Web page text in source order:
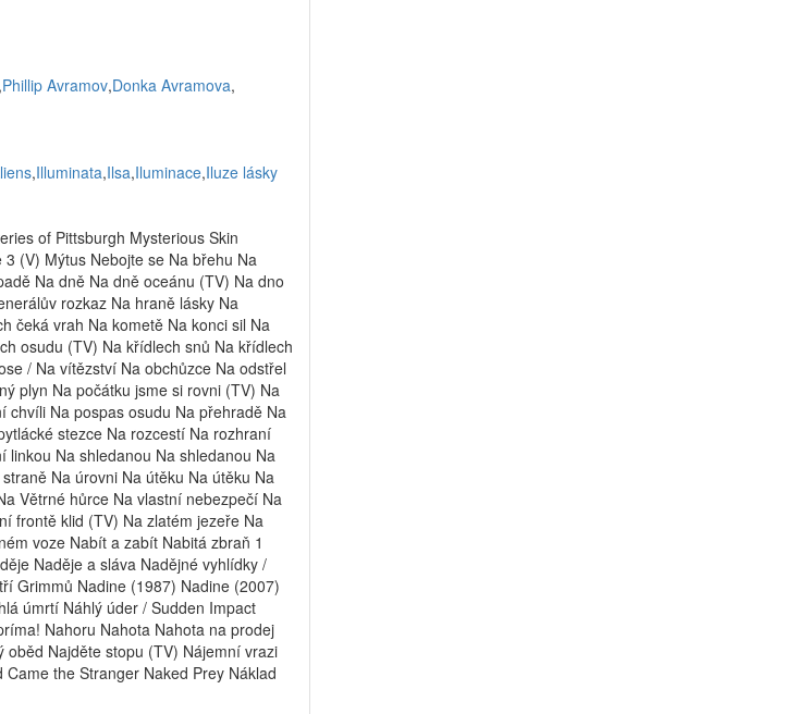
,Phillip Avramov,Donka Avramova,
,Illuminata,Ilsa,Iluminace,Iluze lásky
of Pittsburgh Mysterious Skin
(V) Mýtus Nebojte se Na břehu Na
Na dně Na dně oceánu (TV) Na dno
rozkaz Na hraně lásky Na
čeká vrah Na kometě Na konci sil Na
osudu (TV) Na křídlech snů Na křídlech
/ Na vítězství Na obchůzce Na odstřel
plyn Na počátku jsme si rovni (TV) Na
chvíli Na pospas osudu Na přehradě Na
stezce Na rozcestí Na rozhraní
linkou Na shledanou Na shledanou Na
Na úrovni Na útěku Na útěku Na
Větrné hůrce Na vlastní nebezpečí Na
frontě klid (TV) Na zlatém jezeře Na
voze Nabít a zabít Nabitá zbraň 1
Naděje a sláva Nadějné vyhlídky /
Grimmů Nadine (1987) Nadine (2007)
úmrtí Náhlý úder / Sudden Impact
Nahoru Nahota Nahota na prodej
Najděte stopu (TV) Nájemní vrazi
the Stranger Naked Prey Náklad